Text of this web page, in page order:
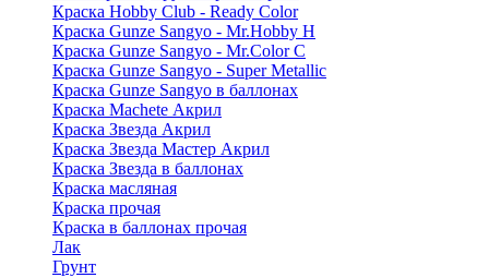
Краска Hobby Club - Ready Color
Краска Gunze Sangyo - Mr.Hobby H
Краска Gunze Sangyo - Mr.Color C
Краска Gunze Sangyo - Super Metallic
Краска Gunze Sangyo в баллонах
Краска Machete Акрил
Краска Звезда Акрил
Краска Звезда Мастер Акрил
Краска Звезда в баллонах
Краска масляная
Краска прочая
Краска в баллонах прочая
Лак
Грунт